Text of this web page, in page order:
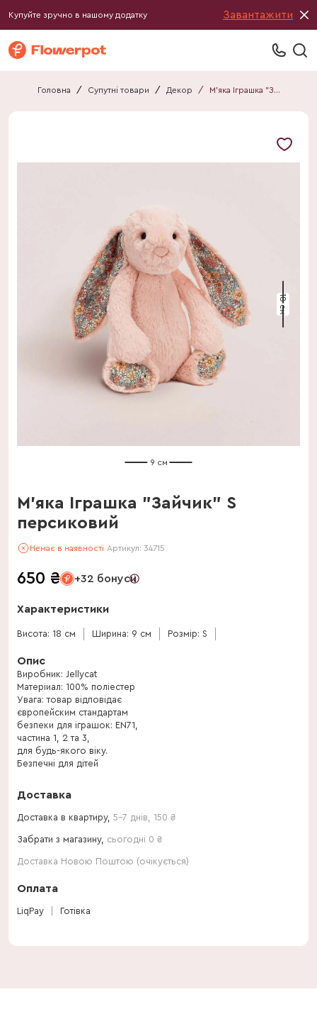
Купуйте зручно в нашому додатку Завантажити
Головна / Супутні товари / Декор / М'яка Іграшка "Зайчик" S персиковий
18 см
9 см
М'яка Іграшка "Зайчик" S
персиковий
Немає в наявності Артикул: 34715
650 ₴ +32 бонуси
Характеристики
Висота: 18 см Ширина: 9 см Розмір: S
Опис
Виробник: Jellycat
Матеріиал: 100% поліестер
Увага: товар відповідає
європейским стандартам
безпеки для іграшок: EN71,
частина 1, 2 та 3,
для будь-якого віку.
Безпечні для дітей
Доставка
Доставка в квартиру, 5-7 днів 150 ₴
Забрати з магазину, сьогодні 0 ₴
Доставка Новою Поштою (очікується)
Оплата
LiqPay Готівка